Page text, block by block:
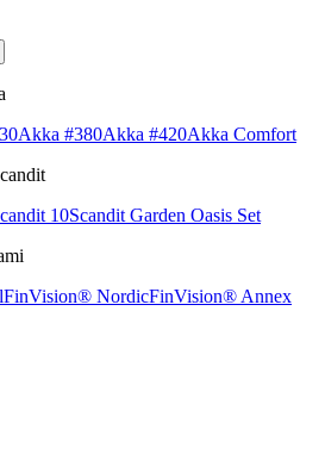
Akka #380Akka #420Akka Comfort
10Scandit Garden Oasis Set
FinVision® NordicFinVision® Annex